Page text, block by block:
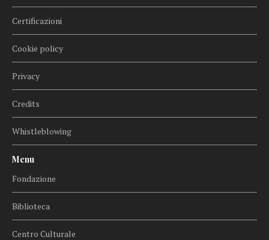
Certificazioni
Cookie policy
Privacy
Credits
Whistleblowing
Menu
Fondazione
Biblioteca
Centro Culturale